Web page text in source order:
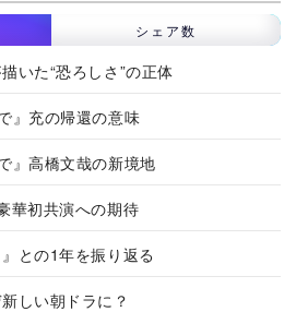
シェア数
いた“恐ろしさ”の正体
』充の帰還の意味
』高橋文哉の新境地
華初共演への期待
との1年を振り返る
しい朝ドラに？